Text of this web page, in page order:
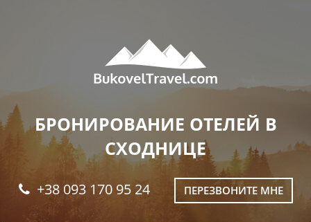
БРОНИРОВАНИЕ ОТЕЛЕЙ В
СХОДНИЦЕ
+38 093 170 95 24 ПЕРЕЗВОНИТЕ МНЕ